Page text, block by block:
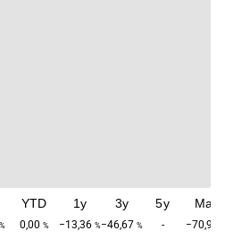
%
YTD
0,00 %
1y
−13,36 %
3y
−46,67 %
5y
-
Max
−70,98